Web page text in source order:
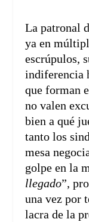
La patronal
ya en
escrúpulos,
indiferencia
que forman
no valen
bien a qué
tanto los
mesa
golpe en la
llegado”,
una vez por
lacra de la